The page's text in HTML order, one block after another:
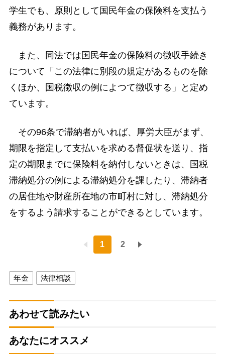
学生でも、原則として国民年金の保険料を支払う
義務があります。
また、同法では国民年金の保険料の徴収手続き
について「この法律に別段の規定があるものを除
くほか、国税徴収の例によつて徴収する」と定め
ています。
その96条で滞納者がいれば、厚労大臣がまず、
期限を指定して支払いを求める督促状を送り、指
定の期限までに保険料を納付しないときは、国税
滞納処分の例による滞納処分を課したり、滞納者
の居住地や財産所在地の市町村に対し、滞納処分
をするよう請求することができるとしています。
1 2
年金 法律相談
あわせて読みたい
あなたにオススメ